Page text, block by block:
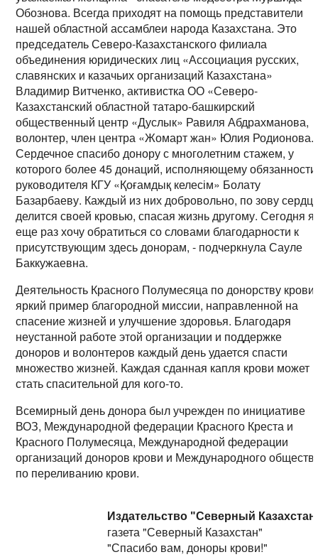
Обознова. Всегда приходят на помощь представители
нашей областной ассамблеи народа Казахстана. Это
председатель Северо-Казахстанского филиала
объединения юридических лиц «Ассоциация русских,
славянских и казачьих организаций Казахстана»
Владимир Витченко, активистка ОО «Северо-
Казахстанский областной татаро-башкирский
общественный центр «Дуслык» Равиля Абдрахманова,
волонтер, член центра «Жомарт жан» Юлия Родионова.
Сердечное спасибо донору с многолетним стажем, у
которого более 45 донаций, исполняющему обязанности
руководителя КГУ «Қоғамдық келесім» Болату
Базарбаеву. Каждый из них добровольно, по зову
делится своей кровью, спасая жизнь другому. Сегодня я
еще раз хочу обратиться со словами благодарности к
присутствующим здесь донорам, - подчеркнула Сауле
Баккужаевна.
Деятельность Красного Полумесяца по донорству крови
яркий пример благородной миссии, направленной на
спасение жизней и улучшение здоровья. Благодаря
неустанной работе этой организации и поддержке
доноров и волонтеров каждый день удается спасти
множество жизней. Каждая сданная капля крови может
стать спасительной для кого-то.
Всемирный день донора был учрежден по инициативе
ВОЗ, Международной федерации Красного Креста и
Красного Полумесяца, Международной федерации
организаций доноров крови и Международного
по переливанию крови.
Издательство "Северный
газета "Северный Казахстан"
"Спасибо вам, доноры крови!"